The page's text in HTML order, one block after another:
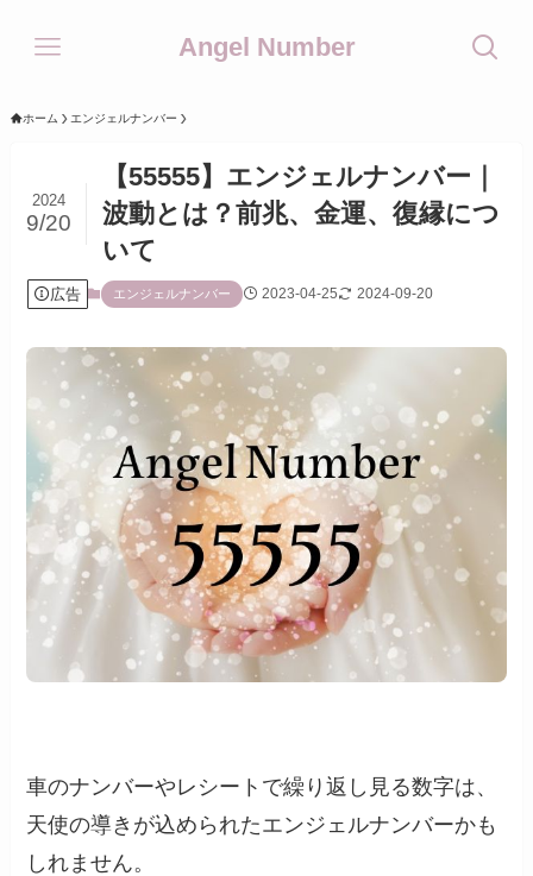
Angel Number
ホーム エンジェルナンバー
【55555】エンジェルナンバー｜
波動とは？前兆、金運、復縁につ
いて
2024
9/20
広告 エンジェルナンバー 2023-04-25 2024-09-20
車のナンバーやレシートで繰り返し見る数字は、
天使の導きが込められたエンジェルナンバーかも
しれません。